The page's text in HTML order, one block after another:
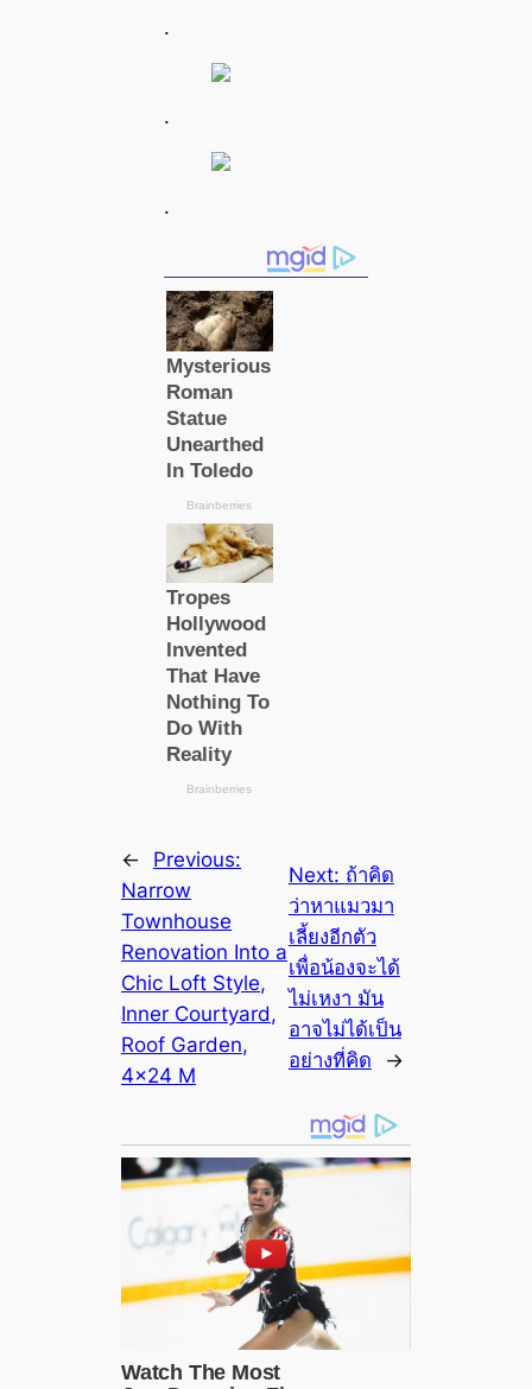
.
.
.
←
Previous:
Narrow
Townhouse
Renovation Into a
Chic Loft Style,
Inner Courtyard,
Roof Garden,
4×24 M
Next: ถ้าคิด
ว่าหาแมวมา
เลี้ยงอีกตัว
เพื่อน้องจะได้
ไม่เหงา มัน
อาจไม่ได้เป็น
อย่างที่คิด
→